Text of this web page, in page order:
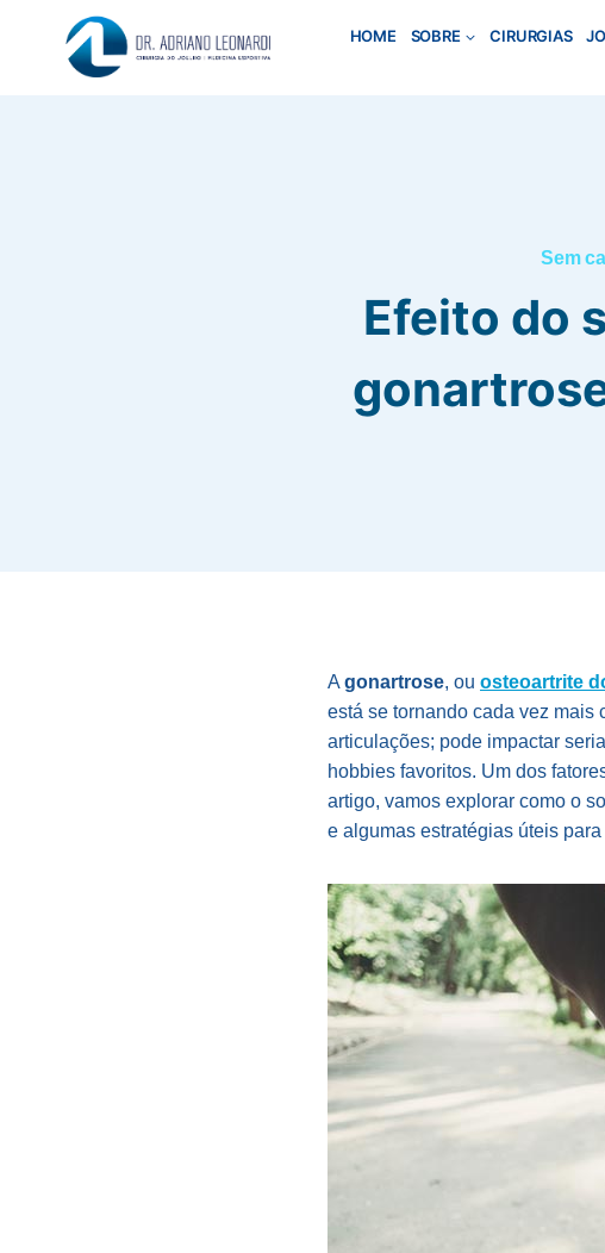
HOME SOBRE CIRURGIAS
Sem
Efeito do
A gonartrose, ou osteoartrite
está se tornando cada vez mais
articulações; pode impactar
hobbies favoritos. Um dos
artigo, vamos explorar como o
e algumas estratégias úteis